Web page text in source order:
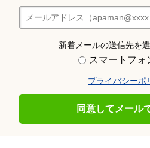
新着メールの送信先を
スマートフォ
プライバシーポ
同意してメール